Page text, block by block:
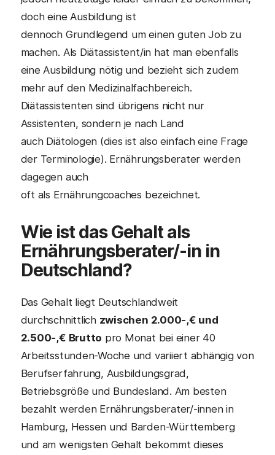
doch eine Ausbildung ist
dennoch Grundlegend um einen guten Job zu
machen. Als Diätassistent/in hat man ebenfalls
eine Ausbildung nötig und bezieht sich zudem
mehr auf den Medizinalfachbereich.
Diätassistenten sind übrigens nicht nur
Assistenten, sondern je nach Land
auch Diätologen (dies ist also einfach eine Frage
der Terminologie). Ernährungsberater werden
dagegen auch
oft als Ernährungcoaches bezeichnet.
Wie ist das Gehalt als
Ernährungsberater/-in in
Deutschland?
Das Gehalt liegt Deutschlandweit
durchschnittlich zwischen 2.000-,€ und
2.500-,€ Brutto pro Monat bei einer 40
Arbeitsstunden-Woche und variiert abhängig von
Berufserfahrung, Ausbildungsgrad,
Betriebsgröße und Bundesland. Am besten
bezahlt werden Ernährungsberater/-innen in
Hamburg, Hessen und Barden-Württemberg
und am wenigsten Gehalt bekommt dieses